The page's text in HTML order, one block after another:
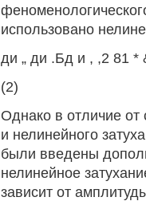
использовано
ди „ ди .Бд и , ,2 81 *
(2)
Однако в отличие от
и нелинейного
были введены
нелинейное
зависит от